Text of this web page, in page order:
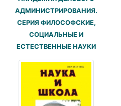
АДМИНИСТРИРОВАНИЯ.
СЕРИЯ ФИЛОСОФСКИЕ,
СОЦИАЛЬНЫЕ И
ЕСТЕСТВЕННЫЕ НАУКИ